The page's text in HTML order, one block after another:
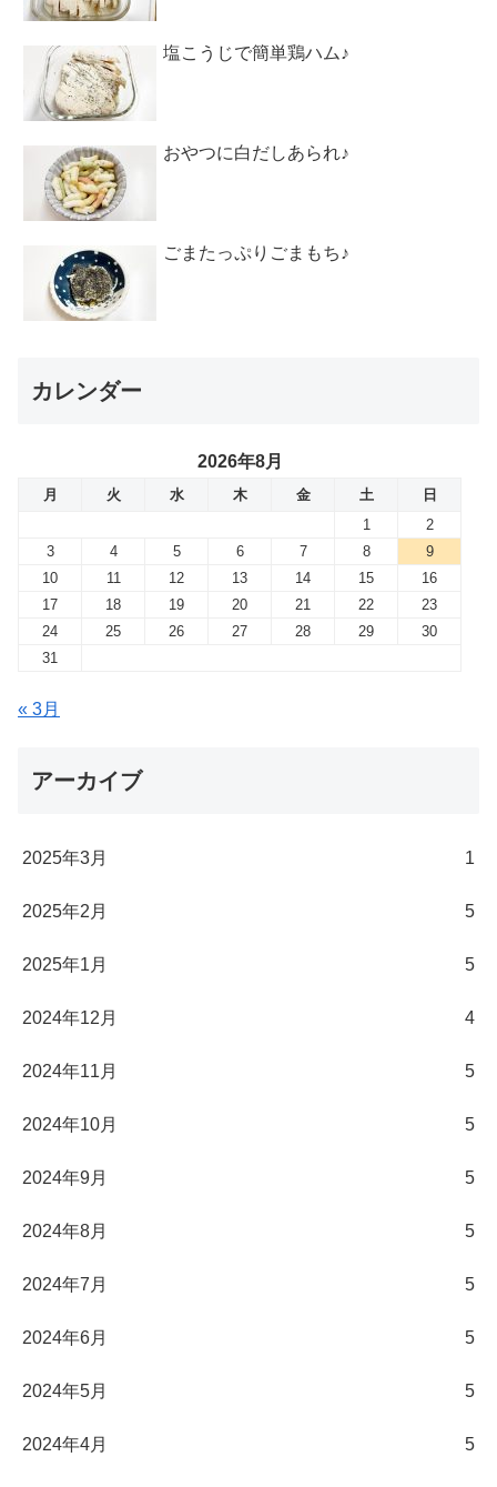
塩こうじで簡単鶏ハム♪
おやつに白だしあられ♪
ごまたっぷりごまもち♪
カレンダー
2026年8月
月 火 水 木 金 土
日
1
2
3
4 5 6 7 8
9
10
11 12 13 14 15
16
17
18 19 20 21 22
23
24
25 26 27 28 29
30
31
« 3月
アーカイブ
2025年3月 1
2025年2月 5
2025年1月 5
2024年12月 4
2024年11月 5
2024年10月 5
2024年9月 5
2024年8月 5
2024年7月 5
2024年6月 5
2024年5月 5
2024年4月 5